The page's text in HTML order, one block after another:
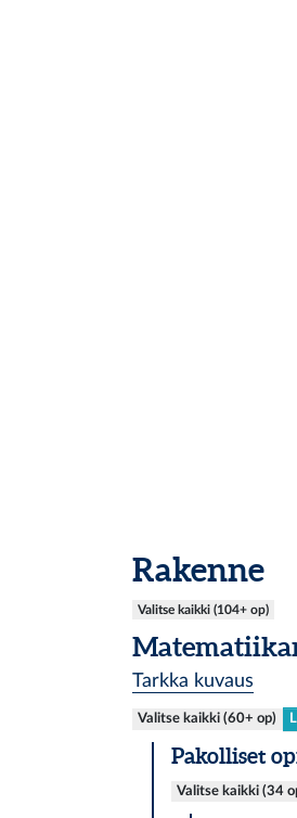
Rakenne
Valitse kaikki (104+ op)
Tarkka kuvaus
Valitse kaikki (60+ op)
Pakolliset
Valitse kaikki (34